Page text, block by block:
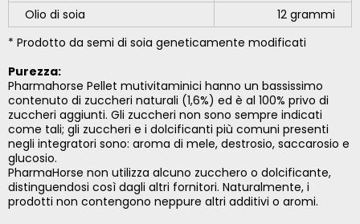
Olio di soia
12 grammi
* Prodotto da semi di soia geneticamente modificati
Purezza:
Pharmahorse Pellet mutivitaminici hanno un bassissimo
contenuto di zuccheri naturali (1,6%) ed è al 100% privo di
zuccheri aggiunti. Gli zuccheri non sono sempre indicati
come tali; gli zuccheri e i dolcificanti più comuni presenti
negli integratori sono: aroma di mele, destrosio, saccarosio e
glucosio.
PharmaHorse non utilizza alcuno zucchero o dolcificante,
distinguendosi così dagli altri fornitori. Naturalmente, i
prodotti non contengono neppure altri additivi o aromi.